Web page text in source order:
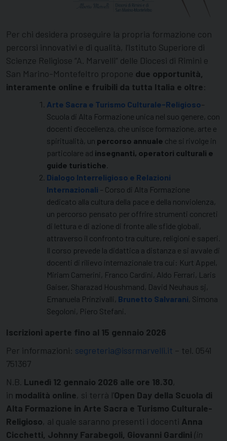
Per chi desidera proseguire la propria formazione con
percorsi innovativi e di qualità, l’Istituto Superiore di
Scienze Religiose “A. Marvelli” delle Diocesi di Rimini e
San Marino-Montefeltro propone due opportunità,
interamente online e fruibili da tutta Italia e oltre
Arte Sacra e Turismo Culturale-Religioso–
Scuola di Alta Formazione unica nel suo genere, con
docenti d’eccellenza, che unisce formazione, arte e
spiritualità, un percorso annuale che si rivolge in
particolare ad insegnanti, operatori culturali e
guide turistiche
Dialogo Interreligioso e Relazioni
Internazionali – Corso di Alta Formazione
dedicato alla cultura della pace e della nonviolenza,
un percorso pensato per offrire strumenti concreti
di lettura e di azione di fronte alle sfide globali,
attraverso il confronto tra culture, religioni e saperi.
Il corso prevede la didattica a distanza e si avvale di
docenti di rilievo internazionale tra cui: Kurt Appel,
Miriam Camerini, Franco Cardini, Aldo Ferrari, Laris
Gaiser, Sharazad Houshmand, David Neuhaus sj,
Emanuela Prinzivalli, Brunetto Salvarani, Simona
Segoloni, Piero Stefani.
Iscrizioni aperte fino al 15 gennaio 2026
Per informazioni: segreteria@issrmarvelli.it – tel. 0541
751367
N.B. Lunedì 12 gennaio 2026 alle ore 18.30,
in modalità online, si terrà l’Open Day della Scuola di
Alta Formazione in Arte Sacra e Turismo Culturale-
Religioso, al quale saranno presenti i docenti Anna
Cicchetti, Johnny Farabegoli, Giovanni Gardini (in